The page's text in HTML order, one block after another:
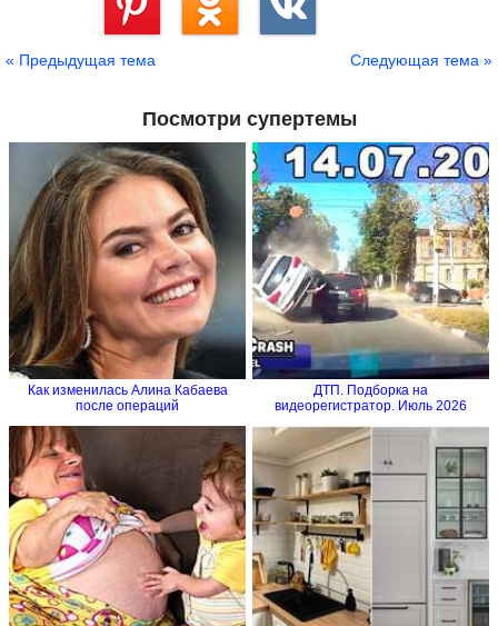
« Предыдущая тема Следующая тема »
Посмотри супертемы
Как изменилась Алина Кабаева
после операций
ДТП. Подборка на
видеорегистратор. Июль 2026